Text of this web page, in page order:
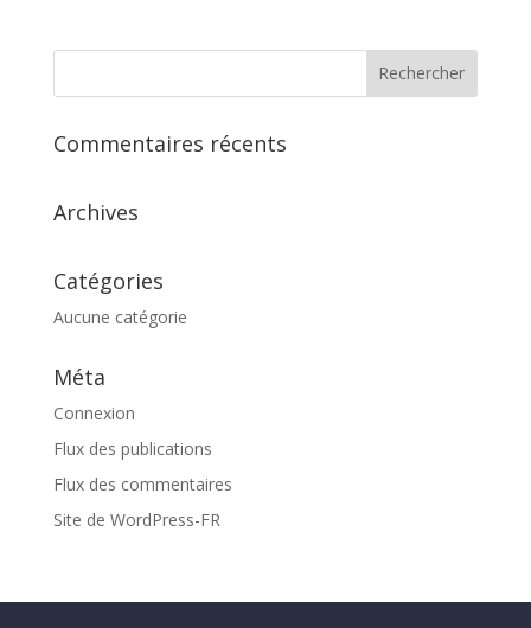
Commentaires récents
Archives
Catégories
Aucune catégorie
Méta
Connexion
Flux des publications
Flux des commentaires
Site de WordPress-FR